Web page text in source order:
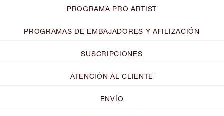
PROGRAMA PRO ARTIST
PROGRAMAS DE EMBAJADORES Y AFILIZACIÓN
SUSCRIPCIONES
ATENCIÓN AL CLIENTE
ENVÍO